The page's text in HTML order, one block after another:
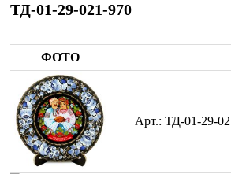
ТД-01-29-021-970
ФОТО
ТД-01-29-